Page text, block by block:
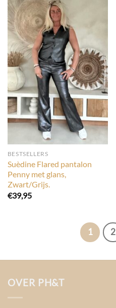
BESTSELLERS
Suèdine Flared pantalon
Penny met glans,
Zwart/Grijs.
€39,95
1 2
OVER PH&T